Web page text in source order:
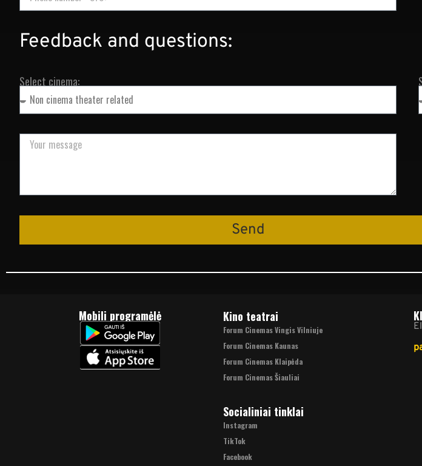
Feedback and questions:
Select cinema:
Send
Mobili programėlė Kino teatrai
Forum Cinemas Vingis Vilniuje
Forum Cinemas Kaunas
Forum Cinemas Klaipėda
Forum Cinemas Šiauliai
Socialiniai tinklai
Instagram
TikTok
Facebook